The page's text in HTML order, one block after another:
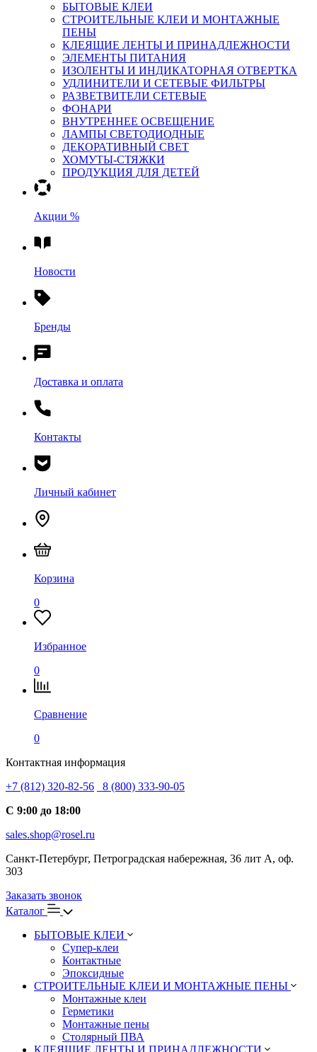
БЫТОВЫЕ КЛЕИ
СТРОИТЕЛЬНЫЕ КЛЕИ И МОНТАЖНЫЕ
ПЕНЫ
КЛЕЯЩИЕ ЛЕНТЫ И ПРИНАДЛЕЖНОСТИ
ЭЛЕМЕНТЫ ПИТАНИЯ
ИЗОЛЕНТЫ И ИНДИКАТОРНАЯ ОТВЕРТКА
УДЛИНИТЕЛИ И СЕТЕВЫЕ ФИЛЬТРЫ
РАЗВЕТВИТЕЛИ СЕТЕВЫЕ
ФОНАРИ
ВНУТРЕННЕЕ ОСВЕЩЕНИЕ
ЛАМПЫ СВЕТОДИОДНЫЕ
ДЕКОРАТИВНЫЙ СВЕТ
ХОМУТЫ-СТЯЖКИ
ПРОДУКЦИЯ ДЛЯ ДЕТЕЙ
Акции %
Новости
Бренды
Доставка и оплата
Контакты
Личный кабинет
Корзина
0
Избранное
0
Сравнение
0
Контактная информация
+7 (812) 320-82-56
8 (800) 333-90-05
С 9:00 до 18:00
sales.shop@rosel.ru
Санкт-Петербург, Петроградская набережная, 36 лит А, оф.
303
Заказать звонок
Каталог
БЫТОВЫЕ КЛЕИ
Супер-клеи
Контактные
Эпоксидные
СТРОИТЕЛЬНЫЕ КЛЕИ И МОНТАЖНЫЕ ПЕНЫ
Монтажные клеи
Герметики
Монтажные пены
Столярный ПВА